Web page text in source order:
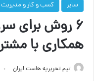
سایر کسب و کار و مدیریت
۶ روش برای
همکاری با
تیم تحریریه هاست ایران